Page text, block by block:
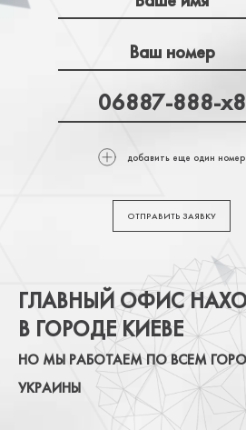
добавить еще один номер
ОТПРАВИТЬ ЗАЯВКУ
ГЛАВНЫЙ ОФИС
В ГОРОДЕ КИЕВЕ
НО МЫ РАБОТАЕМ ПО ВСЕМ
УКРАИНЫ